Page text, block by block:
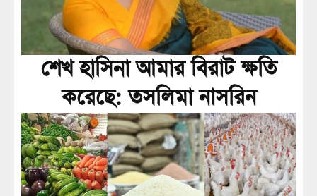
শেখ হাসিনা আমার বিরাট ক্ষতি
করেছে: তসলিমা নাসরিন